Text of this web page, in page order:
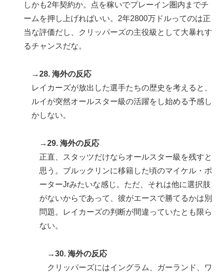
しかも2年契約か。点を稼いでプレーイン圏内までチ
ームを押し上げればいい。2年2800万ドルってのは正
当な評価だし、クリッパーズの主役級として大暴れす
るチャンスだな。
→28. 海外の反応
レイカーズが放出した選手たちの歴史を考えると、
ルイが突然オールスター級の活躍をし始める予感し
かしない。
→29. 海外の反応
正直、スタッツだけならオールスター級を残すと
思う。ブルックリンに移籍した頃のマイケル・ポ
ーターJrみたいな感じ。ただ、それは他に選択肢
がないからであって、彼がエースで勝てるかは別
問題。レイカーズの判断が間違っていたとも限ら
ない。
→30. 海外の反応
クリッパーズにはイングラム、ガーランド、ワ